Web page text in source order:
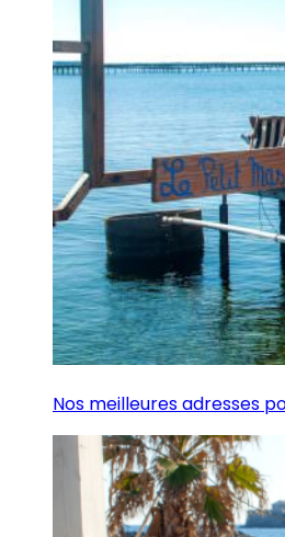
Nos meilleures adresses